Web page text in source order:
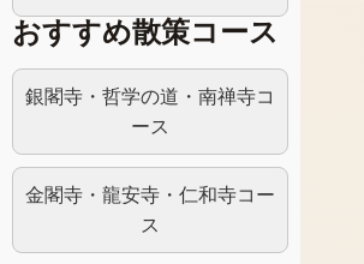
おすすめ散策コース
銀閣寺・哲学の道・南禅寺コ
ース
金閣寺・龍安寺・仁和寺コー
ス